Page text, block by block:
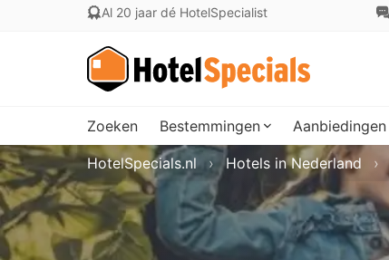
Al 20 jaar dé HotelSpecialist
Zoeken Bestemmingen Aanbiedingen
HotelSpecials.nl Hotels in Nederland